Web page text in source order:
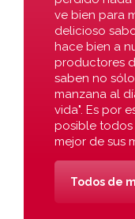
ve bien para
delicioso
hace bien a
productores
saben no
manzana al
vida". Es por
posible todos
mejor de sus
Todos de